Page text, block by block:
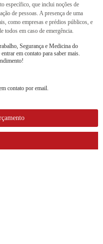
específico, que inclui noções de
de pessoas. A presença de uma
como empresas e prédios públicos, e
todos em caso de emergência.
Segurança e Medicina do
em contato para saber mais.
contato por email.